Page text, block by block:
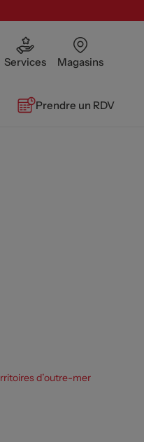
Services Magasins
Prendre un RDV
d’outre-mer